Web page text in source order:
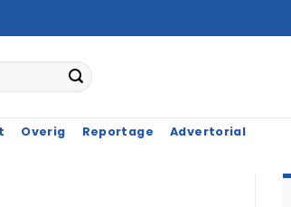
Overig Reportage Advertorial